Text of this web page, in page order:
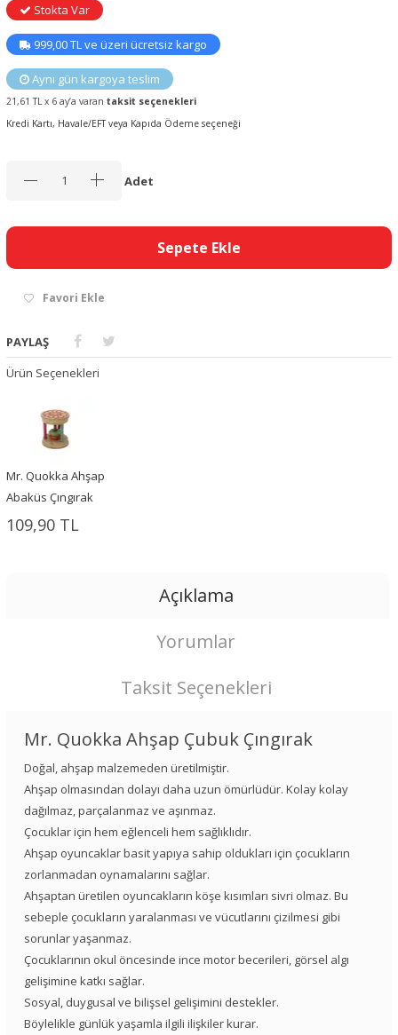
Stokta Var
999,00 TL ve üzeri ücretsiz kargo
Aynı gün kargoya teslim
21,61 TL x 6 ay’a varan taksit seçenekleri
Kredi Kartı, Havale/EFT veya Kapıda Ödeme seçeneği
Adet
Sepete Ekle
Favori Ekle
PAYLAŞ
Ürün Seçenekleri
Mr. Quokka Ahşap
Abaküs Çıngırak
109,90 TL
Açıklama
Yorumlar
Taksit Seçenekleri
Mr. Quokka Ahşap Çubuk Çıngırak
Doğal, ahşap malzemeden üretilmiştir.
Ahşap olmasından dolayı daha uzun ömürlüdür. Kolay kolay
dağılmaz, parçalanmaz ve aşınmaz.
Çocuklar için hem eğlenceli hem sağlıklıdır.
Ahşap oyuncaklar basit yapıya sahip oldukları için çocukların
zorlanmadan oynamalarını sağlar.
Ahşaptan üretilen oyuncakların köşe kısımları sivri olmaz. Bu
sebeple çocukların yaralanması ve vücutlarını çizilmesi gibi
sorunlar yaşanmaz.
Çocuklarının okul öncesinde ince motor becerileri, görsel algı
gelişimine katkı sağlar.
Sosyal, duygusal ve bilişsel gelişimini destekler.
Böylelikle günlük yaşamla ilgili ilişkiler kurar.